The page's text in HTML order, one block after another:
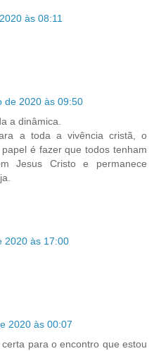
às 08:11
de 2020 às 09:50
a dinâmica.
a toda a vivência cristã, o
é fazer que todos tenham
Jesus Cristo e permanece
2020 às 17:00
2020 às 00:07
para o encontro que estou